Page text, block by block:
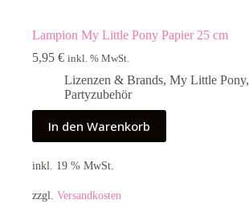
Lampion My Little Pony Papier 25 cm
5,95 € inkl. % MwSt.
Lizenzen & Brands, My Little Pony,
Partyzubehör
In den Warenkorb
inkl. 19 % MwSt.
zzgl. Versandkosten